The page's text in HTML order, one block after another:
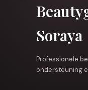
Soraya
Professionele
ondersteuning